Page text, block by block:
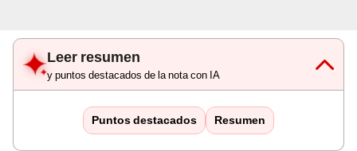
Leer resumen
y puntos destacados de la nota con IA
Puntos destacados Resumen